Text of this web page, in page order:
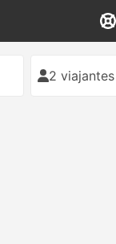
2 viajantes